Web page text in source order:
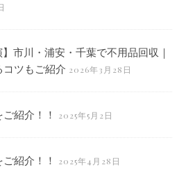
市川・浦安・千葉で不用品回収｜
コツもご紹介 2026年3月28日
紹介！！ 2025年5月2日
紹介！！ 2025年4月28日